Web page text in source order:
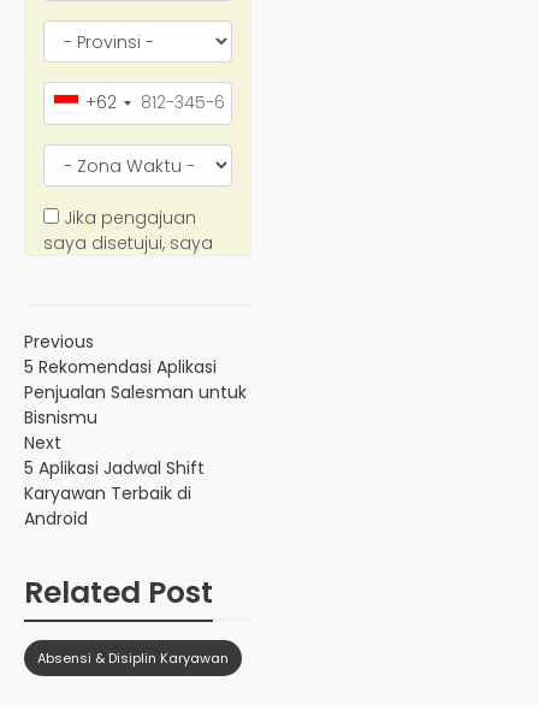
Previous
5 Rekomendasi Aplikasi
Penjualan Salesman untuk
Bisnismu
Next
5 Aplikasi Jadwal Shift
Karyawan Terbaik di
Android
Related Post
Absensi & Disiplin Karyawan